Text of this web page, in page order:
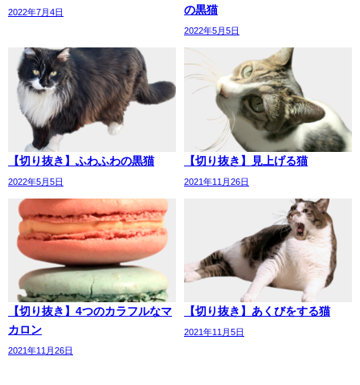
2022年7月4日
の黒猫
2022年5月5日
【切り抜き】ふわふわの黒猫
2022年5月5日
【切り抜き】見上げる猫
2021年11月26日
【切り抜き】4つのカラフルなマ
カロン
2021年11月26日
【切り抜き】あくびをする猫
2021年11月5日